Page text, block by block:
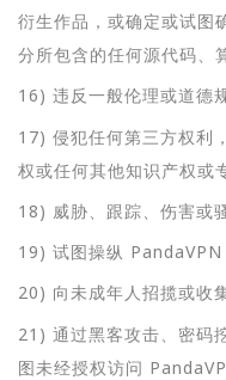
衍生作品，或确定或试图
分所包含的任何源代码、
16) 违反一般伦理或道德
17) 侵犯任何第三方权利
权或任何其他知识产权或
18) 威胁、跟踪、伤害或
19) 试图操纵 PandaVPN
20) 向未成年人招揽或收
21) 通过黑客攻击、密码
图未经授权访问